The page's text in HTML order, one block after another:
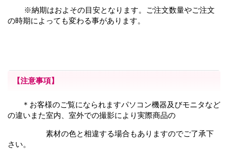
※納期はおよその目安となります。ご注文数量やご注文
の時期によっても変わる事があります。
【注意事項】
＊お客様のご覧になられますパソコン機器及びモニタなど
の違いまた室内、室外での撮影により実際商品の
素材の色と相違する場合もありますのでご了承下
さい。